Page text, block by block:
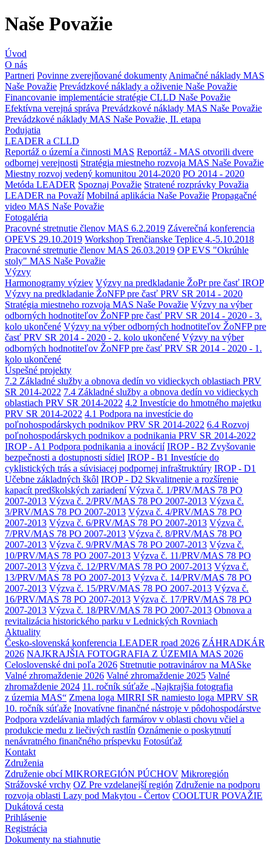
Naše Považie
Úvod
O nás
Partneri Povinne zverejňované dokumenty Animačné náklady MAS
Naše Považie Prevádzkové náklady a oživenie Naše Považie
Financovanie implementácie stratégie CLLD Naše Považie
Efektívna verejná správa Prevádzkové náklady MAS Naše Považie
Prevádzkové náklady MAS Naše Považie, II. etapa
Podujatia
LEADER a CLLD
Reportáž o území a činnosti MAS Reportáž - MAS otvorili dvere
odbornej verejnosti Stratégia miestneho rozvoja MAS Naše Považie
Miestny rozvoj vedený komunitou 2014-2020 PO 2014 - 2020
Metóda LEADER Spoznaj Považie Stratené rozprávky Považia
LEADER na Považí Mobilná aplikácia Naše Považie Propagačné
video MAS Naše Považie
Fotogaléria
Pracovné stretnutie členov MAS 6.2.2019 Záverečná konferencia
OPEVS 29.10.2019 Workshop Trenčianske Teplice 4.-5.10.2018
Pracovné stretnutie členov MAS 26.03.2019 OP EVS "Okrúhle
stoly" MAS Naše Považie
Výzvy
Harmonogramy výziev Výzvy na predkladanie ŽoPr pre časť IROP
Výzvy na predkladanie ŽoNFP pre časť PRV SR 2014 - 2020
Stratégia miestneho rozvoja MAS Naše Považie Výzvy na výber
odborných hodnotiteľov ŽoNFP pre časť PRV SR 2014 - 2020 - 3.
kolo ukončené Výzvy na výber odborných hodnotiteľov ŽoNFP pre
časť PRV SR 2014 - 2020 - 2. kolo ukončené Výzvy na výber
odborných hodnotiteľov ŽoNFP pre časť PRV SR 2014 - 2020 - 1.
kolo ukončené
Úspešné projekty
7.2 Základné služby a obnova dedín vo vidieckych oblastiach PRV
SR 2014-2022 7.4 Základné služby a obnova dedín vo vidieckych
oblastiach PRV SR 2014-2022 4.2 Investície do hmotného majetku
PRV SR 2014-2022 4.1 Podpora na investície do
poľnohospodárskych podnikov PRV SR 2014-2022 6.4 Rozvoj
poľnohospodárskych podnikov a podnikania PRV SR 2014-2022
IROP - A1 Podpora podnikania a inovácií IROP - B2 Zvyšovanie
bezpečnosti a dostupnosti sídiel IROP - B1 Investície do
cyklistických trás a súvisiacej podpornej infraštruktúry IROP - D1
Učebne základných škôl IROP - D2 Skvalitnenie a rozšírenie
kapacít predškolských zariadení Výzva č. 1/PRV/MAS 78 PO
2007-2013 Výzva č. 2/PRV/MAS 78 PO 2007-2013 Výzva č.
3/PRV/MAS 78 PO 2007-2013 Výzva č. 4/PRV/MAS 78 PO
2007-2013 Výzva č. 6/PRV/MAS 78 PO 2007-2013 Výzva č.
7/PRV/MAS 78 PO 2007-2013 Výzva č. 8/PRV/MAS 78 PO
2007-2013 Výzva č. 9/PRV/MAS 78 PO 2007-2013 Výzva č.
10/PRV/MAS 78 PO 2007-2013 Výzva č. 11/PRV/MAS 78 PO
2007-2013 Výzva č. 12/PRV/MAS 78 PO 2007-2013 Výzva č.
13/PRV/MAS 78 PO 2007-2013 Výzva č. 14/PRV/MAS 78 PO
2007-2013 Výzva č. 15/PRV/MAS 78 PO 2007-2013 Výzva č.
16/PRV/MAS 78 PO 2007-2013 Výzva č. 17/PRV/MAS 78 PO
2007-2013 Výzva č. 18/PRV/MAS 78 PO 2007-2013 Obnova a
revitalizácia historického parku v Lednických Rovniach
Aktuality
Česko-slovenská konferencia LEADER road 2026 ZÁHRADKÁR
2026 NAJKRAJŠIA FOTOGRAFIA Z ÚZEMIA MAS 2026
Celoslovenské dni poľa 2026 Stretnutie potravinárov na MASke
Valné zhromaždenie 2026 Valné zhromaždenie 2025 Valné
zhromaždenie 2024 11. ročník súťaže „Najkrajšia fotografia
z územia MAS“ Zmena loga MIRRI SR namiesto loga MPRV SR
10. ročník súťaže Inovatívne finančné nástroje v pôdohospodárstve
Podpora vzdelávania mladých farmárov v oblasti chovu včiel a
produkcie medu z liečivých rastlín Oznámenie o poskytnutí
nenávratného finančného príspevku Fotosúťaž
Kontakt
Združenia
Združenie obcí MIKROREGIÓN PÚCHOV Mikroregión
Strážovské vrchy OZ Pre vzdelanejší región Združenie na podporu
rozvoja oblasti Lazy pod Makytou - Čertov COOLTUR POVAŽIE
Dukátová cesta
Prihlásenie
Registrácia
Dokumenty na stiahnutie